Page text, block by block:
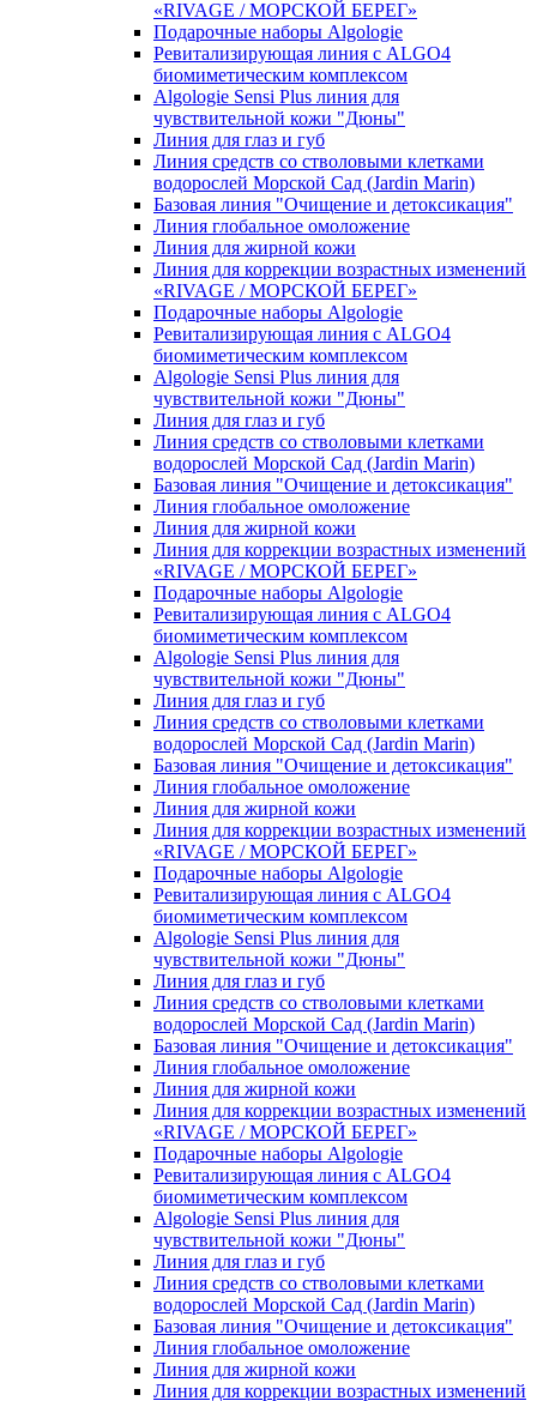
«RIVAGE / МОРСКОЙ БЕРЕГ»
Подарочные наборы Algologie
Ревитализирующая линия с ALGO4
биомиметическим комплексом
Algologie Sensi Plus линия для
чувcтвительной кожи "Дюны"
Линия для глаз и губ
Линия средств со стволовыми клетками
водорослей Морской Сад (Jardin Marin)
Базовая линия "Очищение и детоксикация"
Линия глобальное омоложение
Линия для жирной кожи
Линия для коррекции возрастных изменений
«RIVAGE / МОРСКОЙ БЕРЕГ»
Подарочные наборы Algologie
Ревитализирующая линия с ALGO4
биомиметическим комплексом
Algologie Sensi Plus линия для
чувcтвительной кожи "Дюны"
Линия для глаз и губ
Линия средств со стволовыми клетками
водорослей Морской Сад (Jardin Marin)
Базовая линия "Очищение и детоксикация"
Линия глобальное омоложение
Линия для жирной кожи
Линия для коррекции возрастных изменений
«RIVAGE / МОРСКОЙ БЕРЕГ»
Подарочные наборы Algologie
Ревитализирующая линия с ALGO4
биомиметическим комплексом
Algologie Sensi Plus линия для
чувcтвительной кожи "Дюны"
Линия для глаз и губ
Линия средств со стволовыми клетками
водорослей Морской Сад (Jardin Marin)
Базовая линия "Очищение и детоксикация"
Линия глобальное омоложение
Линия для жирной кожи
Линия для коррекции возрастных изменений
«RIVAGE / МОРСКОЙ БЕРЕГ»
Подарочные наборы Algologie
Ревитализирующая линия с ALGO4
биомиметическим комплексом
Algologie Sensi Plus линия для
чувcтвительной кожи "Дюны"
Линия для глаз и губ
Линия средств со стволовыми клетками
водорослей Морской Сад (Jardin Marin)
Базовая линия "Очищение и детоксикация"
Линия глобальное омоложение
Линия для жирной кожи
Линия для коррекции возрастных изменений
«RIVAGE / МОРСКОЙ БЕРЕГ»
Подарочные наборы Algologie
Ревитализирующая линия с ALGO4
биомиметическим комплексом
Algologie Sensi Plus линия для
чувcтвительной кожи "Дюны"
Линия для глаз и губ
Линия средств со стволовыми клетками
водорослей Морской Сад (Jardin Marin)
Базовая линия "Очищение и детоксикация"
Линия глобальное омоложение
Линия для жирной кожи
Линия для коррекции возрастных изменений